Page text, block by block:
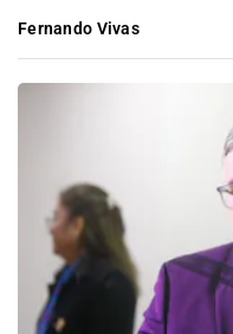
Fernando Vivas